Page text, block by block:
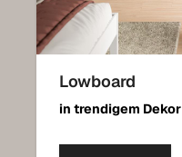
Lowboard
in trendigem Dekor